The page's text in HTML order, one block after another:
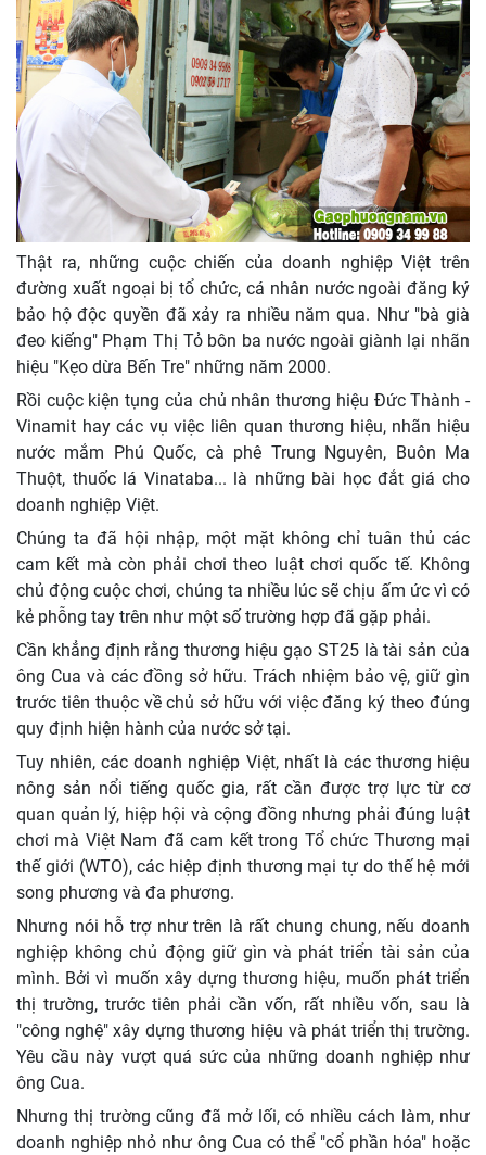
Thật ra, những cuộc chiến của doanh nghiệp Việt trên
đường xuất ngoại bị tổ chức, cá nhân nước ngoài đăng ký
bảo hộ độc quyền đã xảy ra nhiều năm qua. Như "bà già
đeo kiếng" Phạm Thị Tỏ bôn ba nước ngoài giành lại nhãn
hiệu "Kẹo dừa Bến Tre" những năm 2000.
Rồi cuộc kiện tụng của chủ nhân thương hiệu Đức Thành -
Vinamit hay các vụ việc liên quan thương hiệu, nhãn hiệu
nước mắm Phú Quốc, cà phê Trung Nguyên, Buôn Ma
Thuột, thuốc lá Vinataba... là những bài học đắt giá cho
doanh nghiệp Việt.
Chúng ta đã hội nhập, một mặt không chỉ tuân thủ các
cam kết mà còn phải chơi theo luật chơi quốc tế. Không
chủ động cuộc chơi, chúng ta nhiều lúc sẽ chịu ấm ức vì có
kẻ phỗng tay trên như một số trường hợp đã gặp phải.
Cần khẳng định rằng thương hiệu gạo ST25 là tài sản của
ông Cua và các đồng sở hữu. Trách nhiệm bảo vệ, giữ gìn
trước tiên thuộc về chủ sở hữu với việc đăng ký theo đúng
quy định hiện hành của nước sở tại.
Tuy nhiên, các doanh nghiệp Việt, nhất là các thương hiệu
nông sản nổi tiếng quốc gia, rất cần được trợ lực từ cơ
quan quản lý, hiệp hội và cộng đồng nhưng phải đúng luật
chơi mà Việt Nam đã cam kết trong Tổ chức Thương mại
thế giới (WTO), các hiệp định thương mại tự do thế hệ mới
song phương và đa phương.
Nhưng nói hỗ trợ như trên là rất chung chung, nếu doanh
nghiệp không chủ động giữ gìn và phát triển tài sản của
mình. Bởi vì muốn xây dựng thương hiệu, muốn phát triển
thị trường, trước tiên phải cần vốn, rất nhiều vốn, sau là
"công nghệ" xây dựng thương hiệu và phát triển thị trường.
Yêu cầu này vượt quá sức của những doanh nghiệp như
ông Cua.
Nhưng thị trường cũng đã mở lối, có nhiều cách làm, như
doanh nghiệp nhỏ như ông Cua có thể "cổ phần hóa" hoặc